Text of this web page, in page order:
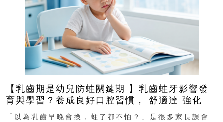
【乳齒期是幼兒防蛀關鍵期 】乳齒蛀牙影響發
育與學習？養成良好口腔習慣， 舒適達 強化琺
瑯質 兒童牙膏防護指南
「以為乳齒早晚會換，蛀了都不怕？」是很多家長誤會